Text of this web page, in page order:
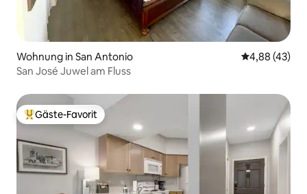
Wohnung in San Antonio
4,88 (43)
San José Juwel am Fluss
Beliebter Gäste-Favorit.
Gäste-Favorit